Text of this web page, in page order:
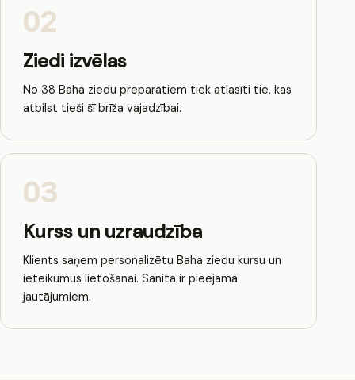
02
Ziedi izvēlas
No 38 Baha ziedu preparātiem tiek atlasīti tie, kas
atbilst tieši šī brīža vajadzībai.
03
Kurss un uzraudzība
Klients saņem personalizētu Baha ziedu kursu un
ieteikumus lietošanai. Sanita ir pieejama
jautājumiem.